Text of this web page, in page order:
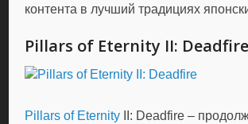
контента в лучший традициях
Pillars of Eternity II: Deadfire
Pillars of Eternity II: Deadfire –